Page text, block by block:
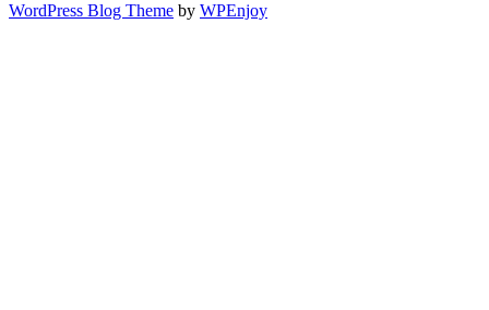
WordPress Blog Theme by WPEnjoy